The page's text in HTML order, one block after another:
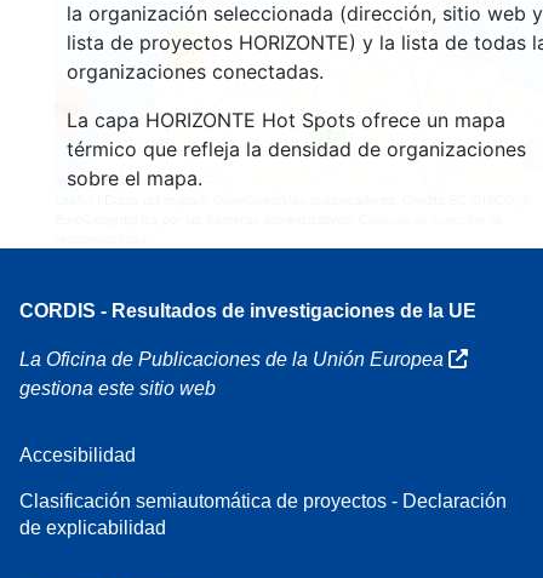
la organización seleccionada (dirección, sitio web y
lista de proyectos HORIZONTE) y la lista de todas
organizaciones conectadas.
La capa HORIZONTE Hot Spots ofrece un mapa
térmico que refleja la densidad de organizaciones
sobre el mapa.
7
160
54
CORDIS - Resultados de investigaciones de la UE
La Oficina de Publicaciones de la Unión Europea
gestiona este sitio web
Accesibilidad
Clasificación semiautomática de proyectos - Declaración
de explicabilidad